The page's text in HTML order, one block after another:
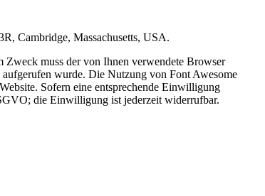
Cambridge, Massachusetts, USA.
muss der von Ihnen verwendete Browser
wurde. Die Nutzung von Font Awesome
Sofern eine entsprechende Einwilligung
die Einwilligung ist jederzeit widerrufbar.